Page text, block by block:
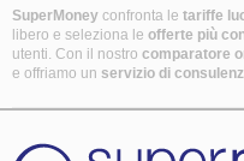
SuperMoney confronta le tariffe
libero e seleziona le offerte più
utenti. Con il nostro comparatore
e offriamo un servizio di